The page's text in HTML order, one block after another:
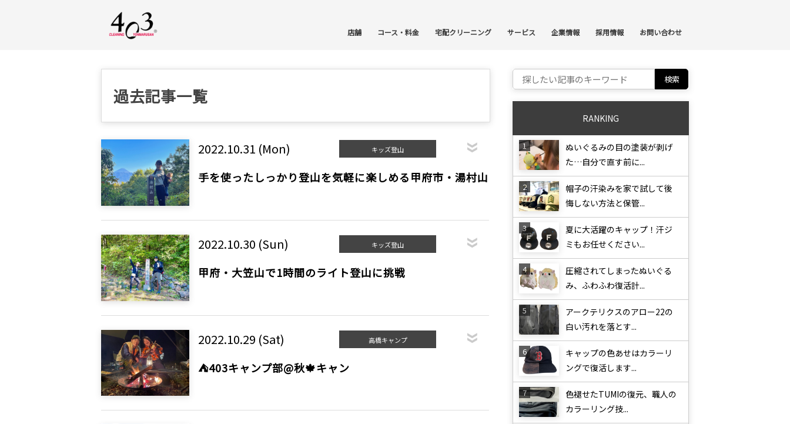
店舗 コース・料金 宅配クリーニング サービス 企業情報 採用情報 お問い合わせ
過去記事一覧
2022.10.31 (Mon) キッズ登山
手を使ったしっかり登山を気軽に楽しめる甲府市・湯村山
2022.10.30 (Sun) キッズ登山
甲府・大笠山で1時間のライト登山に挑戦
2022.10.29 (Sat) 高橋キャンプ
⛺️403キャンプ部@秋🍁キャン
Search for:
RANKING
ぬいぐるみの目の塗装が剥げ
た…自分で直す前に...
帽子の汗染みを家で試して後
悔しない方法と保管...
夏に大活躍のキャップ！汗ジ
ミもお任せください...
圧縮されてしまったぬいぐる
み、ふわふわ復活計...
アークテリクスのアロー22の
白い汚れを落とす...
キャップの色あせはカラーリ
ングで復活します...
色褪せたTUMIの復元、職人の
カラーリング技...